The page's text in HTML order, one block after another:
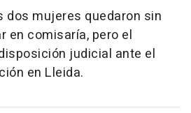
dos mujeres quedaron sin
en comisaría, pero el
judicial ante el
en Lleida.